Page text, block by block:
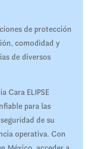
de protección
comodidad y
de diversos
Cara ELIPSE
para las
de su
operativa. Con